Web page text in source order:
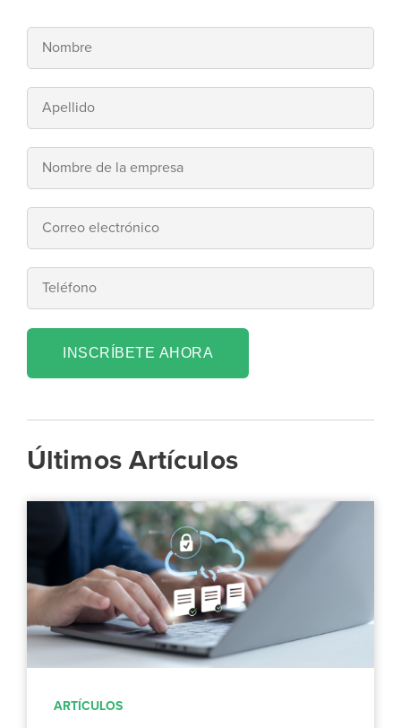
INSCRÍBETE AHORA
Últimos Artículos
ARTÍCULOS